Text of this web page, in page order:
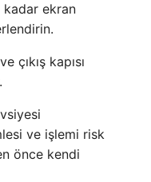
kadar ekran
çıkış kapısı
ve işlemi risk
önce kendi